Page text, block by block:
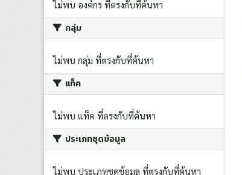
ไม่พบ องค์กร ที่ตรงกับที่ค้นหา
กลุ่ม
ไม่พบ กลุ่ม ที่ตรงกับที่ค้นหา
แท็ค
ไม่พบ แท็ค ที่ตรงกับที่ค้นหา
ประเภทชุดข้อมูล
ไม่พบ ประเภทชุดข้อมูล ที่ตรงกับที่ค้นหา